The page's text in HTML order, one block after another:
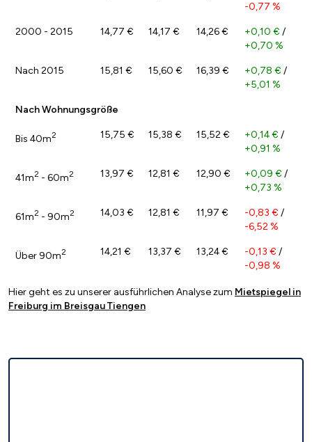
-0,77 %
2000 - 2015 14,77 € 14,17 € 14,26 € +0,10 € /
+0,70 %
Nach 2015 15,81 € 15,60 € 16,39 € +0,78 € /
+5,01 %
Nach Wohnungsgröße
Bis 40m2 15,75 € 15,38 € 15,52 € +0,14 € /
+0,91 %
41m2 - 60m2 13,97 € 12,81 € 12,90 € +0,09 € /
+0,73 %
61m2 - 90m2 14,03 € 12,81 € 11,97 € -0,83 € /
-6,52 %
Über 90m2 14,21 € 13,37 € 13,24 € -0,13 € /
-0,98 %
Hier geht es zu unserer ausführlichen Analyse zum Mietspiegel in
Freiburg im Breisgau Tiengen